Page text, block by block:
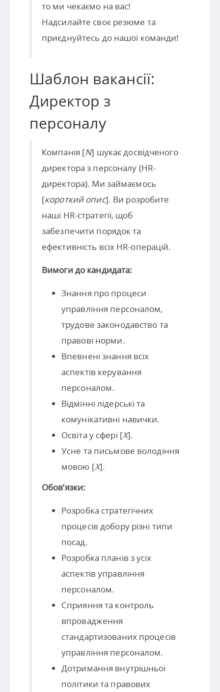
то ми чекаємо на вас!
Надсилайте своє резюме та
приєднуйтесь до нашої команди!
Шаблон вакансії:
Директор з
персоналу
Компанія [N] шукає досвідченого
директора з персоналу (HR-
директора). Ми займаємось
[короткий опис]. Ви розробите
наші HR-стратегії, щоб
забезпечити порядок та
ефективність всіх HR-операцій.
Вимоги до кандидата:
Знання про процеси
управління персоналом,
трудове законодавство та
правові норми.
Впевнені знання всіх
аспектів керування
персоналом.
Відмінні лідерські та
комунікативні навички.
Освіта у сфері [X].
Усне та письмове володіння
мовою [X].
Обов’язки:
Розробка стратегічних
процесів добору різні типи
посад.
Розробка планів з усіх
аспектів управління
персоналом.
Сприяння та контроль
впровадження
стандартизованих процесів
управління персоналом.
Дотримання внутрішньої
політики та правових